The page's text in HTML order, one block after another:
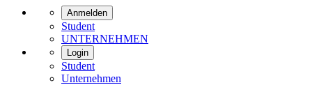
Anmelden
Student
UNTERNEHMEN
Login
Student
Unternehmen